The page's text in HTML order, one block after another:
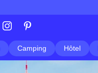
Camping Hôtel